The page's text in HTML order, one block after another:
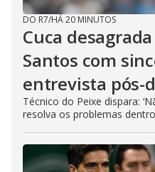
DO R7/HÁ 20 MINUTOS
Cuca
Santos com
entrevista pós-
Técnico do Peixe dispara:
resolva os problemas